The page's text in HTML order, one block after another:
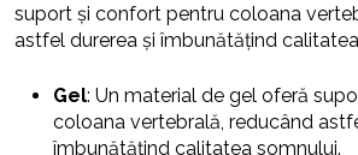
suport și confort pentru coloana
astfel durerea și îmbunătățind
Gel: Un material de gel oferă
coloana vertebrală, reducând
îmbunătățind calitatea somnului.